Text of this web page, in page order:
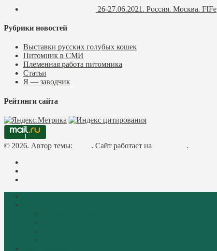
26-27.06.2021. Россия. Москва. FIFe
Рубрики новостей
Выставки русских голубых кошек
Питомник в СМИ
Племенная работа питомника
Статьи
Я — заводчик
Рейтинги сайта
© 2026. Автор темы: . Сайт работает на
.